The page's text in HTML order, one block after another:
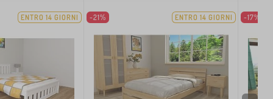
ENTRO 14 GIORNI -21% ENTRO 14 GIORNI -17%